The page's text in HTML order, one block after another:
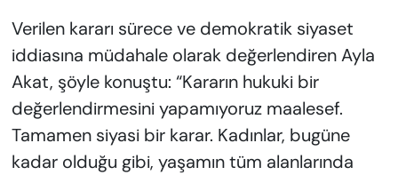
Verilen kararı sürece ve demokratik siyaset
iddiasına müdahale olarak değerlendiren Ayla
Akat, şöyle konuştu: “Kararın hukuki bir
değerlendirmesini yapamıyoruz maalesef.
Tamamen siyasi bir karar. Kadınlar, bugüne
kadar olduğu gibi, yaşamın tüm alanlarında